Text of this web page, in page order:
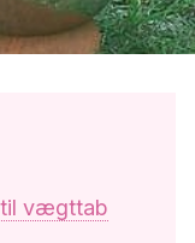
til vægttab